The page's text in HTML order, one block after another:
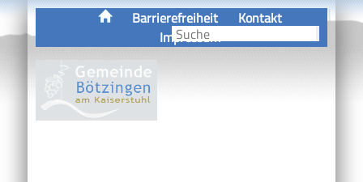
Barrierefreiheit
Kontakt
Impressum